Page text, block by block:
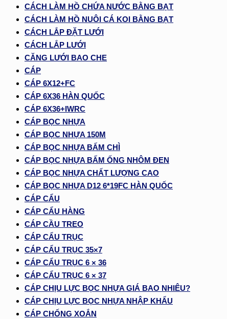
CÁCH LÀM HỒ CHỨA NƯỚC BẰNG BẠT
CÁCH LÀM HỒ NUÔI CÁ KOI BẰNG BẠT
CÁCH LẮP ĐẶT LƯỚI
CÁCH LẮP LƯỚI
CĂNG LƯỚI BAO CHE
CÁP
CÁP 6X12+FC
CÁP 6X36 HÀN QUỐC
CÁP 6X36+IWRC
CÁP BỌC NHỰA
CÁP BỌC NHỰA 150M
CÁP BỌC NHỰA BẤM CHÌ
CÁP BỌC NHỰA BẤM ỐNG NHÔM ĐEN
CÁP BỌC NHỰA CHẤT LƯỢNG CAO
CÁP BỌC NHỰA D12 6*19FC HÀN QUỐC
CÁP CẨU
CÁP CẨU HÀNG
CÁP CẦU TREO
CÁP CẨU TRỤC
CÁP CẨU TRỤC 35×7
CÁP CẨU TRỤC 6 × 36
CÁP CẨU TRỤC 6 × 37
CÁP CHỊU LỰC BỌC NHỰA GIÁ BAO NHIÊU?
CÁP CHỊU LỰC BỌC NHỰA NHẬP KHẨU
CÁP CHỐNG XOẮN